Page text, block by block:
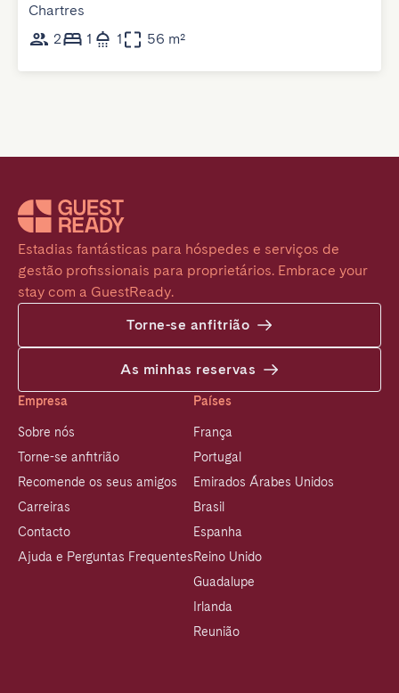
Chartres
2
1 1 56 m²
Estadias fantásticas para hóspedes e serviços de
gestão profissionais para proprietários. Embrace your
stay com a GuestReady.
Torne-se anfitrião
As minhas reservas
Empresa
Sobre nós
Torne-se anfitrião
Recomende os seus amigos
Carreiras
Contacto
Ajuda e Perguntas Frequentes
Países
França
Portugal
Emirados Árabes Unidos
Brasil
Espanha
Reino Unido
Guadalupe
Irlanda
Reunião